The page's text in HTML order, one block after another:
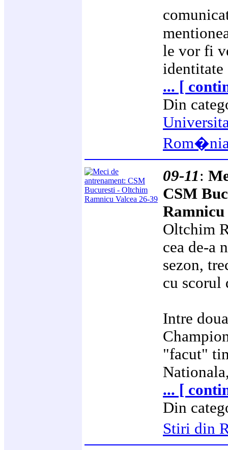
le vor fi
identitate
... [
Din
09-11:
CSM
Ramnicu
Oltchim
cea de-a
sezon,
cu scorul
Intre
"facut"
... [
Din
Stiri din